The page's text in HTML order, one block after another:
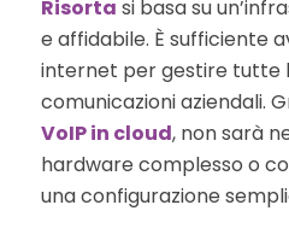
Risorta si basa su
e affidabile. È sufficiente
internet per gestire tutte
comunicazioni aziendali.
VoIP in cloud, non sarà
hardware complesso o
una configurazione